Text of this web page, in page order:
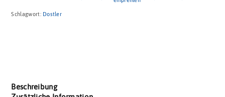
Schlagwort: Dostler
Beschreibung